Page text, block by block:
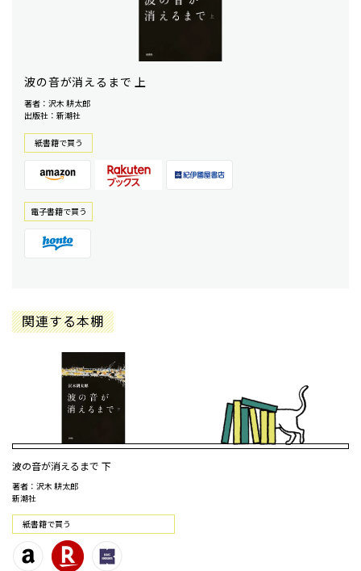
波の音が消えるまで 上
著者：沢木 耕太郎
出版社：新潮社
紙書籍で買う
電⼦書籍で買う
関連する本棚
波の音が消えるまで 下
著者：沢木 耕太郎
新潮社
紙書籍で買う